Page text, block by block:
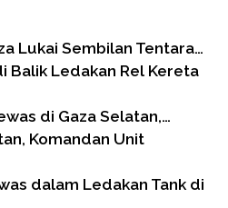
Lukai Sembilan Tentara…
Balik Ledakan Rel Kereta
di Gaza Selatan,…
Komandan Unit
dalam Ledakan Tank di